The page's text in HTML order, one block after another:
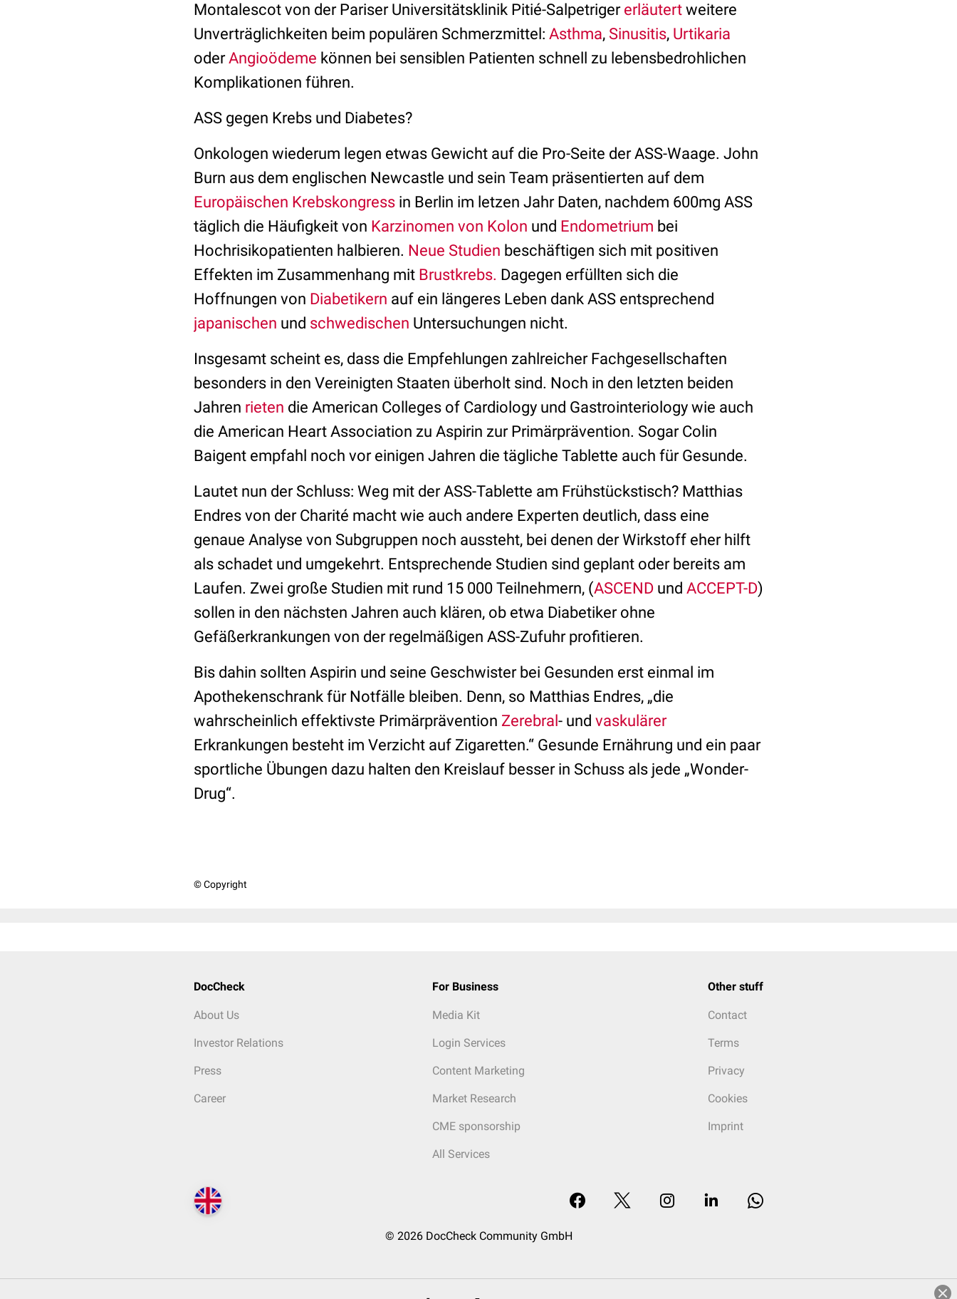
Montalescot von der Pariser Universitätsklinik Pitié-Salpetriger erläutert weitere
Unverträglichkeiten beim populären Schmerzmittel: Asthma, Sinusitis, Urtikaria
oderAngioödeme können bei sensiblen Patienten schnell zu lebensbedrohlichen
Komplikationen führen.
ASS gegen Krebs und Diabetes?
Onkologen wiederum legen etwas Gewicht auf die Pro-Seite der ASS-Waage. John
Burn aus dem englischen Newcastle und sein Team präsentierten auf dem
Europäischen Krebskongress in Berlin im letzen Jahr Daten, nachdem 600mg ASS
täglich die Häufigkeit von Karzinomen von Kolon und Endometrium bei
Hochrisikopatienten halbieren. Neue Studien beschäftigen sich mit positiven
Effekten im Zusammenhang mit Brustkrebs. Dagegen erfüllten sich die
Hoffnungen von Diabetikern auf ein längeres Leben dank ASS entsprechend
japanischen und schwedischen Untersuchungen nicht.
Insgesamt scheint es, dass die Empfehlungen zahlreicher Fachgesellschaften
besonders in den Vereinigten Staaten überholt sind. Noch in den letzten beiden
Jahren rieten die American Colleges of Cardiology und Gastrointeriology wie auch
die American Heart Association zu Aspirin zur Primärprävention. Sogar Colin
Baigent empfahl noch vor einigen Jahren die tägliche Tablette auch für Gesunde.
Lautet nun der Schluss: Weg mit der ASS-Tablette am Frühstückstisch? Matthias
Endres von der Charité macht wie auch andere Experten deutlich, dass eine
genaue Analyse von Subgruppen noch aussteht, bei denen der Wirkstoff eher hilft
als schadet und umgekehrt. Entsprechende Studien sind geplant oder bereits am
Laufen. Zwei große Studien mit rund 15 000 Teilnehmern, (ASCEND und ACCEPT-D)
sollen in den nächsten Jahren auch klären, ob etwa Diabetiker ohne
Gefäßerkrankungen von der regelmäßigen ASS-Zufuhr profitieren.
Bis dahin sollten Aspirin und seine Geschwister bei Gesunden erst einmal im
Apothekenschrank für Notfälle bleiben. Denn, so Matthias Endres, „die
wahrscheinlich effektivste Primärprävention Zerebral- und vaskulärer
Erkrankungen besteht im Verzicht auf Zigaretten.“ Gesunde Ernährung und ein paar
sportliche Übungen dazu halten den Kreislauf besser in Schuss als jede „Wonder-
Drug“.
© Copyright
DocCheck
About Us
Investor Relations
Press
Career
For Business
Media Kit
Login Services
Content Marketing
Market Research
CME sponsorship
All Services
Other stuff
Contact
Terms
Privacy
Cookies
Imprint
© 2026 DocCheck Community GmbH